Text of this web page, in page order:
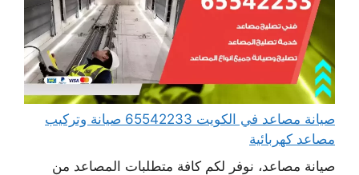
صيانة مصاعد في الكويت 65542233 صيانة وتركيب
مصاعد كهربائية
صيانة مصاعد، نوفر لكم كافة متطلبات المصاعد من